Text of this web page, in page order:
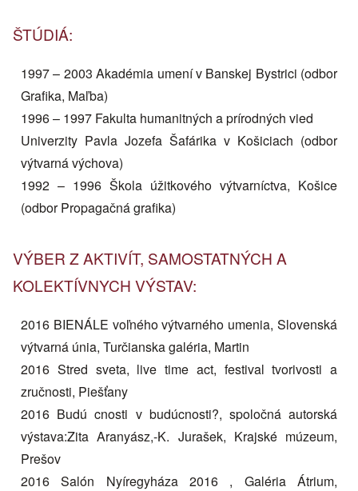
ŠTÚDIÁ:
1997 – 2003 Akadémia umení v Banskej Bystrici (odbor
Grafika, Maľba)
1996 – 1997 Fakulta humanitných a prírodných vied
Univerzity Pavla Jozefa Šafárika v Košiciach (odbor
výtvarná výchova)
1992 – 1996 Škola úžitkového výtvarníctva, Košice
(odbor Propagačná grafika)
VÝBER Z AKTIVÍT, SAMOSTATNÝCH A
KOLEKTÍVNYCH VÝSTAV:
2016 BIENÁLE voľného výtvarného umenia, Slovenská
výtvarná únia, Turčianska galéria, Martin
2016 Stred sveta, live time act, festival tvorivosti a
zručnosti, Piešťany
2016 Budú cnosti v budúcnosti?, spoločná autorská
výstava:Zita Aranyász,-K. Jurašek, Krajské múzeum,
Prešov
2016 Salón Nyíregyháza 2016 , Galéria Átrium,